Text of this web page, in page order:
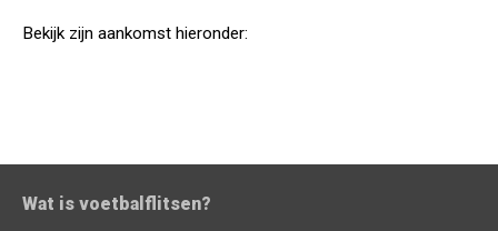
Bekijk zijn aankomst hieronder:
Wat is voetbalflitsen?